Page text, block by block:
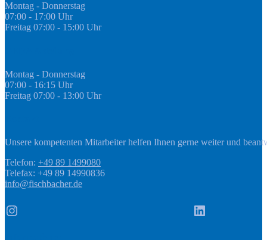
Montag - Donnerstag
07:00 - 17:00 Uhr
Freitag 07:00 - 15:00 Uhr
Montag - Donnerstag
07:00 - 16:15 Uhr
Freitag 07:00 - 13:00 Uhr
Unsere kompetenten Mitarbeiter helfen Ihnen gerne weiter und
Telefon: +49 89 1499080
Telefax: +49 89 14990836
info@fischbacher.de
Instagram LinkedIn